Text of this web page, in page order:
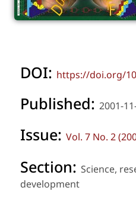
DOI: https://doi.org/
Published: 2001-
Issue: Vol. 7 No. 2
Section: Science,
development